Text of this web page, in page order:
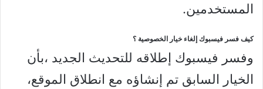
المستخدمين.
كيف فسر فيسبوك إلغاء خيار الخصوصية ؟
وفسر فيسبوك إطلاقه للتحديث الجديد ،بأن
الخيار السابق تم إنشاؤه مع انطلاق الموقع،